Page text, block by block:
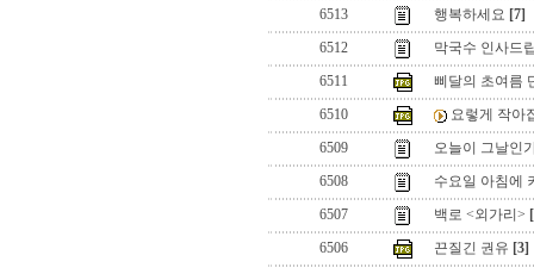
6513
행복하세요 [7]
6512
막국수 인사드
6511
삐달의 초여름
6510
요렇게 작아
6509
오늘이 그날인
6508
수요일 아침에
6507
백로 <외가리>
6506
끈질긴 권유 [3]